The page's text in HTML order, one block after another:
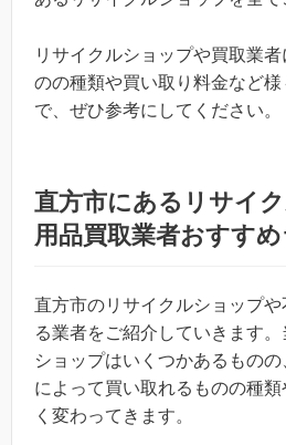
リサイクルショップや買取業
のの種類や買い取り料金など
で、ぜひ参考にしてください。
直方市にあるリサイ
用品買取業者おすす
直方市のリサイクルショップ
る業者をご紹介していきます
ショップはいくつかあるもの
によって買い取れるものの種
く変わってきます。